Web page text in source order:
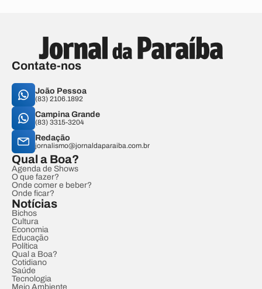
Contate-nos
João Pessoa
(83) 2106.1892
Campina Grande
(83) 3315-3204
Redação
jornalismo@jornaldaparaiba.com.br
Qual a Boa?
Agenda de Shows
O que fazer?
Onde comer e beber?
Onde ficar?
Notícias
Bichos
Cultura
Economia
Educação
Política
Qual a Boa?
Cotidiano
Saúde
Tecnologia
Meio Ambiente